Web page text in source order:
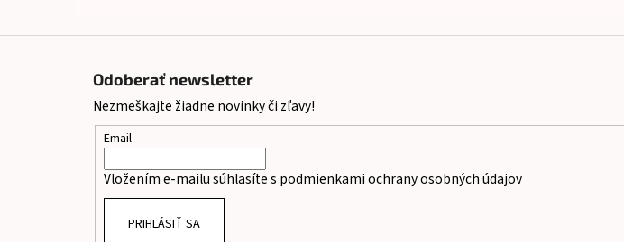
Odoberať newsletter
Nezmeškajte žiadne novinky či zľavy!
Email
Vložením e-mailu súhlasíte s podmienkami ochrany osobných údajov
PRIHLÁSIŤ SA